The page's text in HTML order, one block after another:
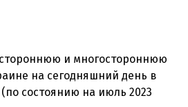
и многостороннюю
на сегодняшний день в
состоянию на июль 2023